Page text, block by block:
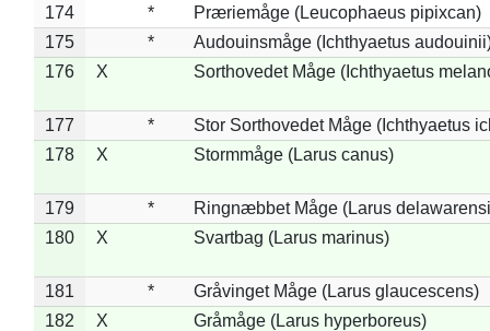
174
*
Præriemåge (Leucophaeus pipixcan)
175
*
Audouinsmåge (Ichthyaetus
176
X Sorthovedet Måge (Ichthyaetus
177 *
Stor Sorthovedet Måge (Ichthyaetus
178
X Stormmåge (Larus canus)
179 *
Ringnæbbet Måge (Larus
180
X Svartbag (Larus marinus)
181 *
Gråvinget Måge (Larus glaucescens)
182
X Gråmåge (Larus hyperboreus)